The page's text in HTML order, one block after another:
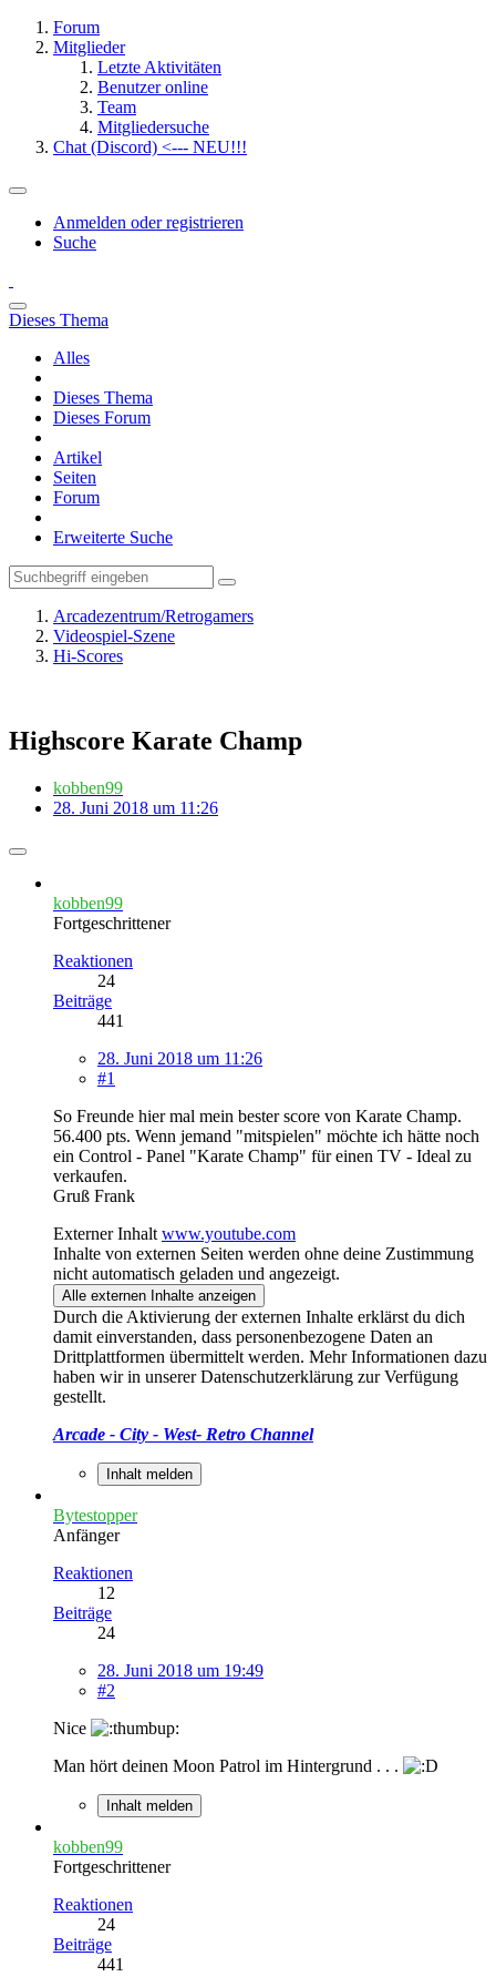
Forum
Mitglieder
Letzte Aktivitäten
Benutzer online
Team
Mitgliedersuche
Chat (Discord) <--- NEU!!!
Anmelden oder registrieren
Suche
Dieses Thema
Alles
Dieses Thema
Dieses Forum
Artikel
Seiten
Forum
Erweiterte Suche
Arcadezentrum/Retrogamers
Videospiel-Szene
Hi-Scores
Highscore Karate Champ
kobben99
28. Juni 2018 um 11:26
kobben99
Fortgeschrittener
Reaktionen
24
Beiträge
441
28. Juni 2018 um 11:26
#1
So Freunde hier mal mein bester score von Karate Champ.
56.400 pts. Wenn jemand "mitspielen" möchte ich hätte noch
ein Control - Panel "Karate Champ" für einen TV - Ideal zu
verkaufen.
Gruß Frank
Externer Inhalt www.youtube.com
Inhalte von externen Seiten werden ohne deine Zustimmung
nicht automatisch geladen und angezeigt.
Alle externen Inhalte anzeigen
Durch die Aktivierung der externen Inhalte erklärst du dich
damit einverstanden, dass personenbezogene Daten an
Drittplattformen übermittelt werden. Mehr Informationen dazu
haben wir in unserer Datenschutzerklärung zur Verfügung
gestellt.
Arcade - City - West- Retro Channel
Inhalt melden
Bytestopper
Anfänger
Reaktionen
12
Beiträge
24
28. Juni 2018 um 19:49
#2
Nice
Man hört deinen Moon Patrol im Hintergrund . . .
Inhalt melden
kobben99
Fortgeschrittener
Reaktionen
24
Beiträge
441